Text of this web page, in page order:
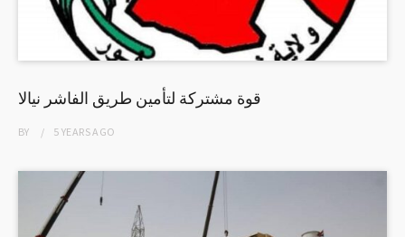
قوة مشتركة لتأمين طريق الفاشر نيالا
BY 5 YEARSAGO